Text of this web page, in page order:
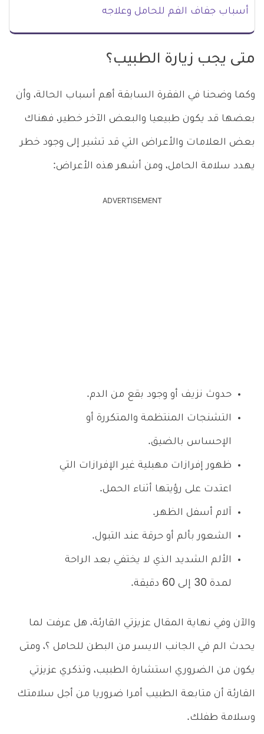
أسباب جفاف الفم للحامل وعلاجه
متى يجب زيارة الطبيب؟
وكما وضحنا في الفقرة السابقة أهم أسباب الحالة، وأن
بعضها قد يكون طبيعيا والبعض الآخر خطير، فهناك
بعض العلامات والأعراض التي قد تشير إلى وجود خطر
يهدد سلامة الحامل، ومن أشهر هذه الأعراض:
ADVERTISEMENT
حدوث نزيف أو وجود بقع من الدم.
التشنجات المنتظمة والمتكررة أو
الإحساس بالضيق.
ظهور إفرازات مهبلية غير الإفرازات التي
اعتدت على رؤيتها أثناء الحمل.
آلام أسفل الظهر.
الشعور بألم أو حرقة عند التبول.
الألم الشديد الذي لا يختفي بعد الراحة
لمدة 30 إلى 60 دقيقة.
والآن وفي نهاية المقال عزيزتي القارئة، هل عرفت لما
يحدث الم في الجانب الايسر من البطن للحامل ؟، ومتى
يكون من الضروري استشارة الطبيب، وتذكري عزيزتي
القارئة أن متابعة الطبيب أمرا ضروريا من أجل سلامتك
وسلامة طفلك.